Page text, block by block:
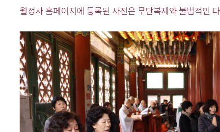
본문
월정사 홈페이지에 등록된 사진은 무단복제와 불법적인